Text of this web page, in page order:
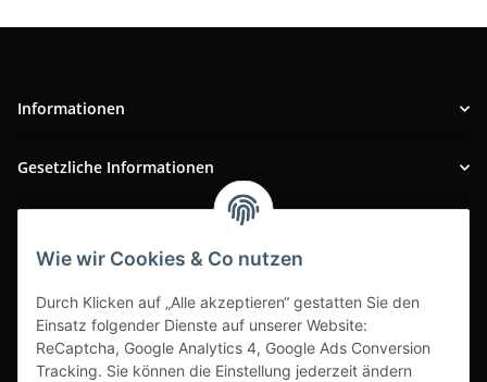
Wie wir Cookies & Co nutzen
Durch Klicken auf „Alle akzeptieren“ gestatten Sie den
Einsatz folgender Dienste auf unserer Website:
ReCaptcha, Google Analytics 4, Google Ads Conversion
Tracking. Sie können die Einstellung jederzeit ändern
Informationen
Gesetzliche Informationen